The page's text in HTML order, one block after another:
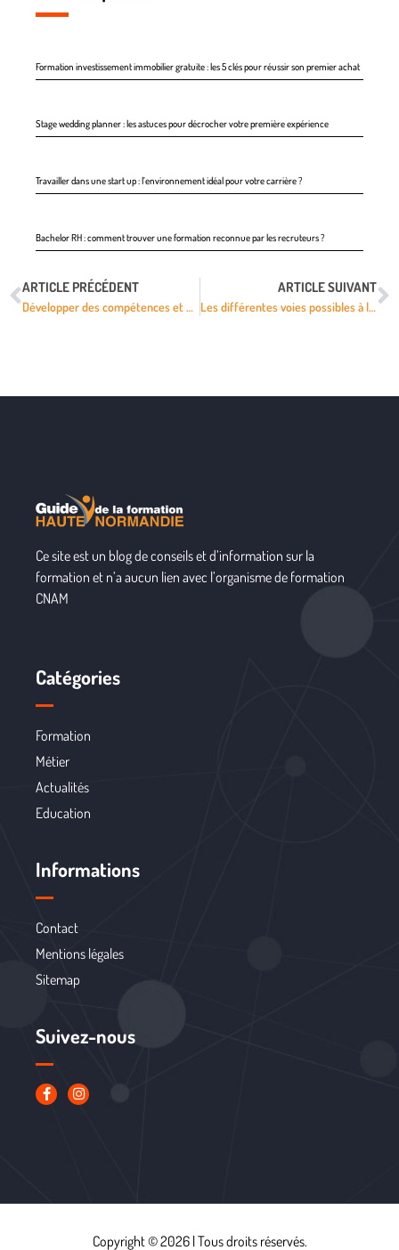
Formation investissement immobilier gratuite : les 5 clés pour réussir son premier achat
Stage wedding planner : les astuces pour décrocher votre première expérience
Travailler dans une start up : l’environnement idéal pour votre carrière ?
Bachelor RH : comment trouver une formation reconnue par les recruteurs ?
ARTICLE PRÉCÉDENT
Développer des compétences et un savoir-faire professionnel dans le milieu de la restauration
ARTICLE SUIVANT
Les différentes voies possibles à l’issue de l’étude en médecine
Ce site est un blog de conseils et d’information sur la
formation et n’a aucun lien avec l’organisme de formation
CNAM
Catégories
Formation
Métier
Actualités
Education
Informations
Contact
Mentions légales
Sitemap
Suivez-nous
Copyright © 2026 | Tous droits réservés.